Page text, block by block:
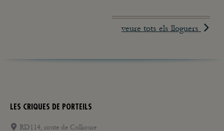
veure tots els lloguers
LES CRIQUES DE PORTEILS
RD114, route de Collioure